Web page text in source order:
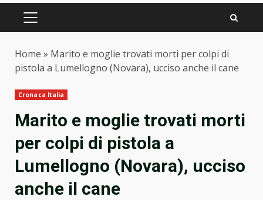
PRIMARY
Home » Marito e moglie trovati morti per colpi di
pistola a Lumellogno (Novara), ucciso anche il cane
Cronaca Italia
Marito e moglie trovati morti
per colpi di pistola a
Lumellogno (Novara), ucciso
anche il cane